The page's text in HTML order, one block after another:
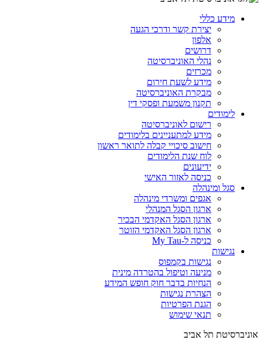
מידע כללי
יצירת קשר ודרכי הגעה
אלפון
דרושים
נהלי האוניברסיטה
מכרזים
מידע לשעת חירום
מבקרת האוניברסיטה
תקנון משמעת ופסקי דין
לימודים
רישום לאוניברסיטה
מידע למתעניינים בלימודים
חישוב סיכויי קבלה לתואר ראשון
לוח שנת הלימודים
ידיעונים
כניסה לאזור האישי
סגל ומינהלה
אגפים ומשרדי מינהלה
ארגון הסגל המנהלי
ארגון הסגל האקדמי הבכיר
ארגון הסגל האקדמי הזוטר
כניסה ל-My Tau
נגישות
נגישות בקמפוס
מניעה וטיפול בהטרדה מינית
הנחיות בדבר חוק חופש המידע
הצהרת נגישות
הגנת הפרטיות
תנאי שימוש
אוניברסיטת תל אביב